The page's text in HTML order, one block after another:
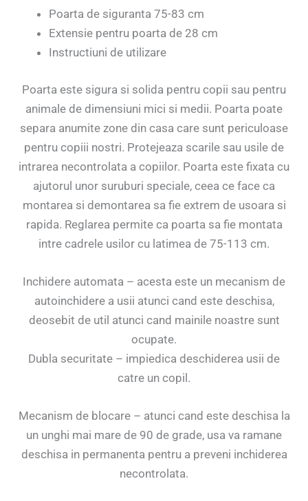
Poarta de siguranta 75-83 cm
Extensie pentru poarta de 28 cm
Instructiuni de utilizare
Poarta este sigura si solida pentru copii sau pentru
animale de dimensiuni mici si medii. Poarta poate
separa anumite zone din casa care sunt periculoase
pentru copiii nostri. Protejeaza scarile sau usile de
intrarea necontrolata a copiilor. Poarta este fixata cu
ajutorul unor suruburi speciale, ceea ce face ca
montarea si demontarea sa fie extrem de usoara si
rapida. Reglarea permite ca poarta sa fie montata
intre cadrele usilor cu latimea de 75-113 cm.
Inchidere automata – acesta este un mecanism de
autoinchidere a usii atunci cand este deschisa,
deosebit de util atunci cand mainile noastre sunt
ocupate.
Dubla securitate – impiedica deschiderea usii de
catre un copil.
Mecanism de blocare – atunci cand este deschisa la
un unghi mai mare de 90 de grade, usa va ramane
deschisa in permanenta pentru a preveni inchiderea
necontrolata.